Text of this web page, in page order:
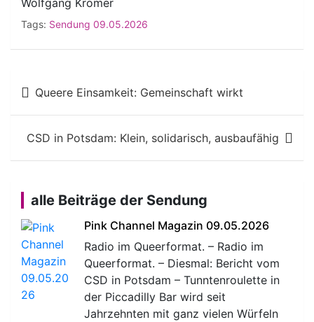
Tags: Sendung 09.05.2026
Beitragsnavigation
Queere Einsamkeit: Gemeinschaft wirkt
CSD in Potsdam: Klein, solidarisch, ausbaufähig
alle Beiträge der Sendung
Pink Channel Magazin 09.05.2026
Radio im Queerformat. – Radio im
Queerformat. – Diesmal: Bericht vom
CSD in Potsdam – Tunntenroulette in
der Piccadilly Bar wird seit
Jahrzehnten mit ganz vielen Würfeln